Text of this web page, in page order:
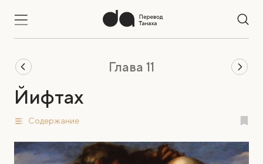
Глава 11
Йифтах
Содержание